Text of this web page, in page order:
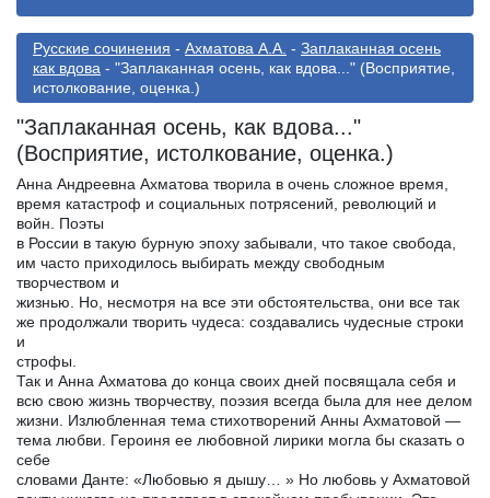
Русские сочинения - Ахматова А.А. - Заплаканная осень
как вдова - "Заплаканная осень, как вдова..." (Восприятие,
истолкование, оценка.)
"Заплаканная осень, как вдова..."
(Восприятие, истолкование, оценка.)
Анна Андреевна Ахматова творила в очень сложное время,
время катастроф и социальных потрясений, революций и
войн. Поэты
в России в такую бурную эпоху забывали, что такое свобода,
им часто приходилось выбирать между свободным
творчеством и
жизнью. Но, несмотря на все эти обстоятельства, они все так
же продолжали творить чудеса: создавались чудесные строки
и
строфы.
Так и Анна Ахматова до конца своих дней посвящала себя и
всю свою жизнь творчеству, поэзия всегда была для нее делом
жизни. Излюбленная тема стихотворений Анны Ахматовой —
тема любви. Героиня ее любовной лирики могла бы сказать о
себе
словами Данте: «Любовью я дышу… » Но любовь у Ахматовой